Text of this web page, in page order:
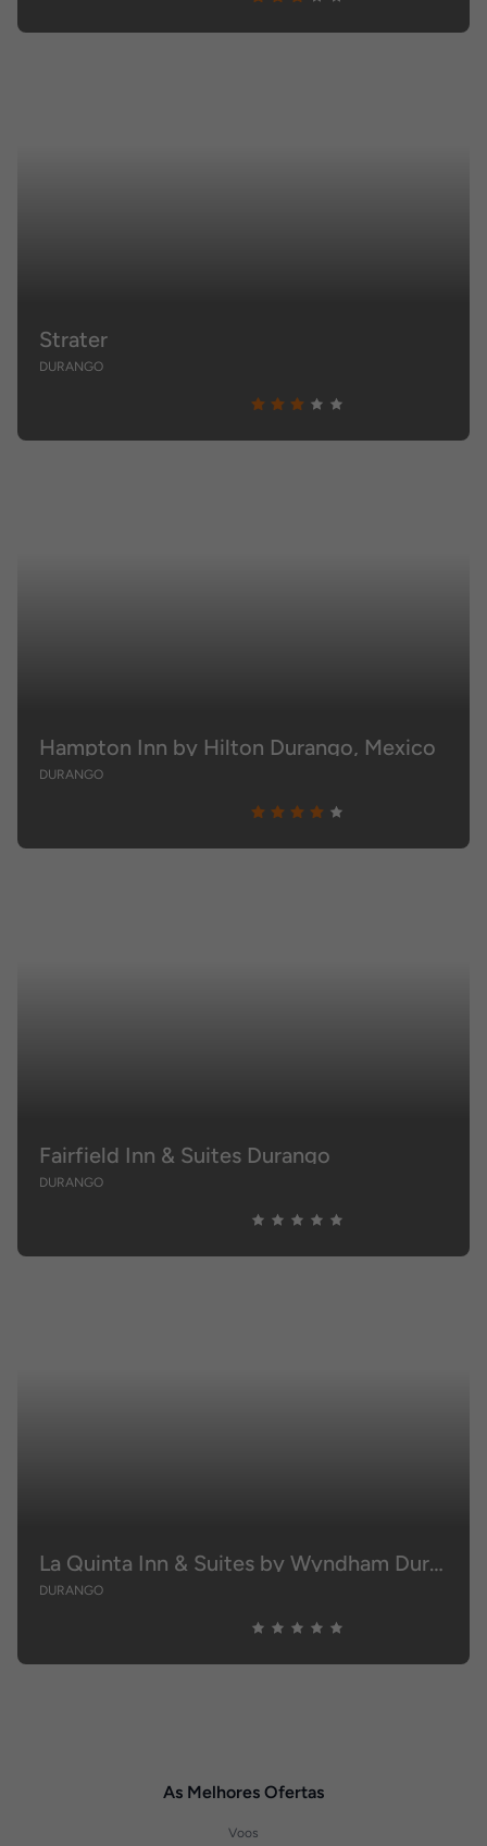
Strater
DURANGO
Hampton Inn by Hilton Durango, Mexico
DURANGO
Fairfield Inn & Suites Durango
DURANGO
La Quinta Inn & Suites by Wyndham Durango
DURANGO
As Melhores Ofertas
Voos